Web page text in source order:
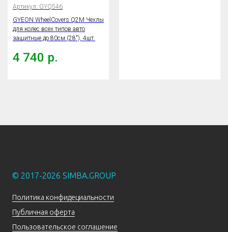
Артикул: GYQ546
GYEON WheelCovers Q2M Чехлы
для колес всех типов авто
защитные до 80см (28"), 4шт.
4 740 р.
© 2017-2026 SIMBA.GROUP
Политика конфидециальности
Публичная оферта
Пользовательское соглашение